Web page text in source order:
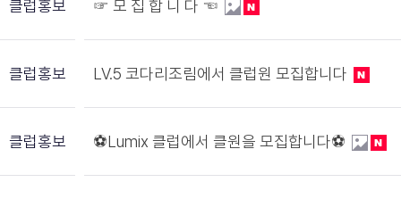
클럽홍보 ☞ 모 집 합 니 다 ☜
클럽홍보 LV.5 코다리조림에서 클럽원 모집합니다
클럽홍보 ⚽️Lumix 클럽에서 클원을 모집합니다⚽️